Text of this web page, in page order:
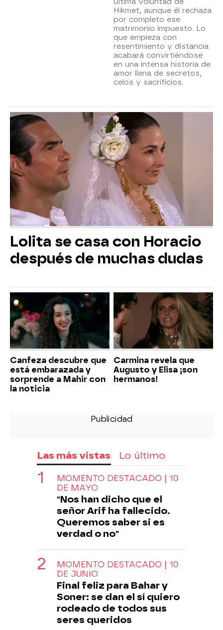
Hikmet, aunque él rechaza
por completo ese
matrimonio impuesto. Lo
que empieza con
resentimiento y distancia
acabará convirtiéndose
en una intensa historia de
amor llena de secretos,
celos y sacrificios.
Lolita se casa con Horacio
después de muchas dudas
Canfeza descubre que
está embarazada y
sorprende a Mahir con
la noticia
Carmina revela que
Augusto y Elisa ¡son
hermanos!
Las más vistas Lo último
MOMENTO DESTACADO | 10
DE MAYO
"Nos han dicho que el
señor Arif ha fallecido.
Queremos saber si es
verdad o no"
MOMENTO DESTACADO | 10
DE JUNIO
Final feliz para Bahar y
Soner: se dan el sí quiero
rodeado de todos sus
seres queridos